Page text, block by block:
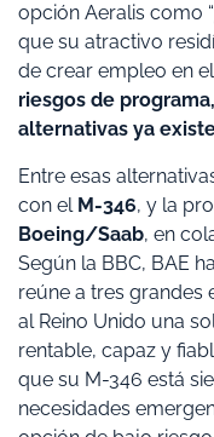
opción Aeralis como “
que su atractivo
de crear empleo en
riesgos de
alternativas ya
Entre esas
con el M-346, y la
Boeing/Saab, en
Según la BBC, BAE
reúne a tres grandes
al Reino Unido una
rentable, capaz y
que su M-346 está
necesidades